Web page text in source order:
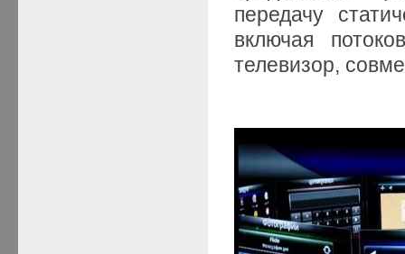
передачу
включая
телевизор,